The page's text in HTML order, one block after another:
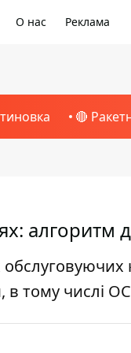
О нас Реклама
🔴
алгоритм
в тому числі